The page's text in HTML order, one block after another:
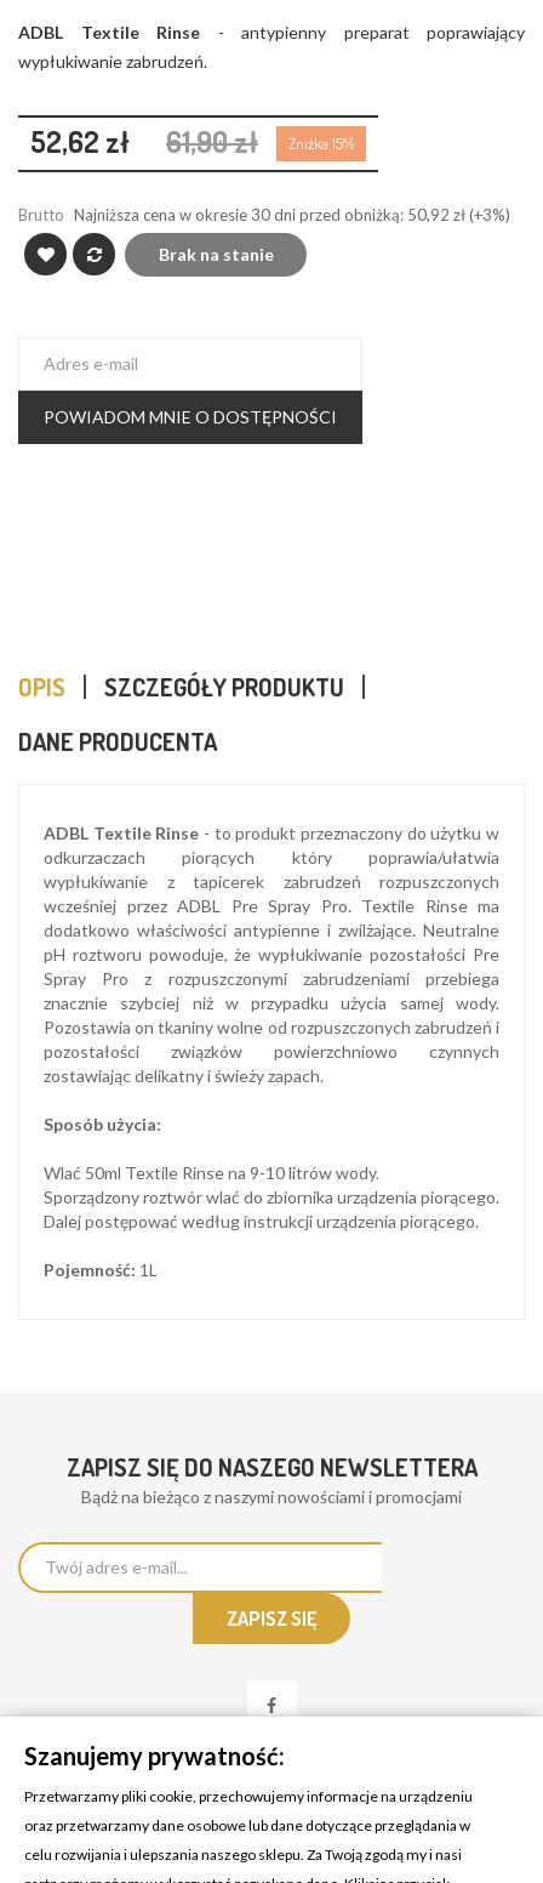
ADBL Textile Rinse - antypienny preparat poprawiający
wypłukiwanie zabrudzeń.
52,62 zł 61,90 zł Zniżka 15%
Brutto Najniższa cena w okresie 30 dni przed obniżką: 50,92 zł(+3%)
Brak na stanie
POWIADOM MNIE O DOSTĘPNOŚCI
OPIS
SZCZEGÓŁY PRODUKTU
DANE PRODUCENTA
ADBL Textile Rinse - to produkt przeznaczony do użytku w
odkurzaczach piorących który poprawia/ułatwia
wypłukiwanie z tapicerek zabrudzeń rozpuszczonych
wcześniej przez ADBL Pre Spray Pro. Textile Rinse ma
dodatkowo właściwości antypienne i zwilżające. Neutralne
pH roztworu powoduje, że wypłukiwanie pozostałości Pre
Spray Pro z rozpuszczonymi zabrudzeniami przebiega
znacznie szybciej niż w przypadku użycia samej wody.
Pozostawia on tkaniny wolne od rozpuszczonych zabrudzeń i
pozostałości związków powierzchniowo czynnych
zostawiając delikatny i świeży zapach.
Sposób użycia:
Wlać 50ml Textile Rinse na 9-10 litrów wody.
Sporządzony roztwór wlać do zbiornika urządzenia piorącego.
Dalej postępować według instrukcji urządzenia piorącego.
Pojemność: 1L
ZAPISZ SIĘ DO NASZEGO NEWSLETTERA
Bądż na bieżąco z naszymi nowościami i promocjami
KONTAKT Z NAMI
Szanujemy prywatność:
Przetwarzamy pliki cookie, przechowujemy informacje na urządzeniu
oraz przetwarzamy dane osobowe lub dane dotyczące przeglądania w
celu rozwijania i ulepszania naszego sklepu. Za Twoją zgodą my i nasi